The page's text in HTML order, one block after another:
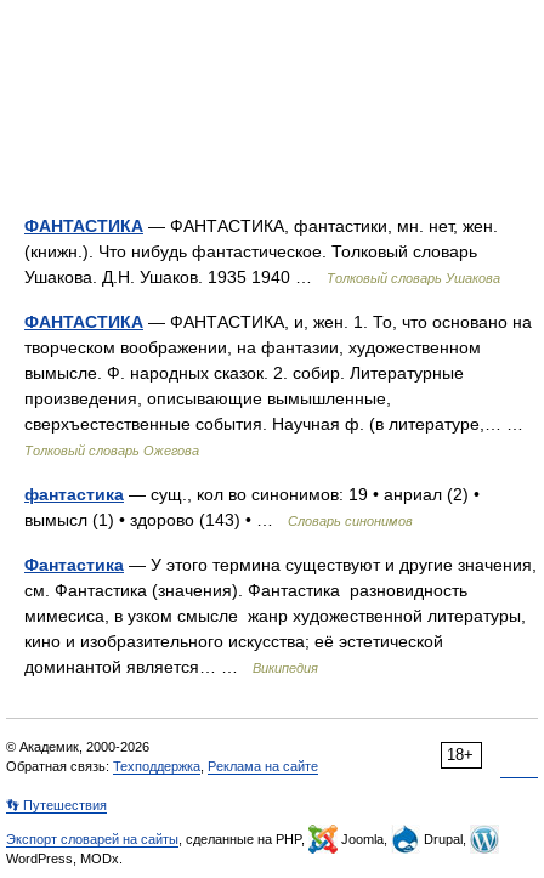
ФАНТАСТИКА — ФАНТАСТИКА, фантастики, мн. нет, жен.
(книжн.). Что нибудь фантастическое. Толковый словарь
Ушакова. Д.Н. Ушаков. 1935 1940 …
Толковый словарь Ушакова
ФАНТАСТИКА — ФАНТАСТИКА, и, жен. 1. То, что основано на
творческом воображении, на фантазии, художественном
вымысле. Ф. народных сказок. 2. собир. Литературные
произведения, описывающие вымышленные,
сверхъестественные события. Научная ф. (в литературе,… …
Толковый словарь Ожегова
фантастика — сущ., кол во синонимов: 19 • анриал (2) •
вымысл (1) • здорово (143) • …
Словарь синонимов
Фантастика — У этого термина существуют и другие значения,
см. Фантастика (значения). Фантастика разновидность
мимесиса, в узком смысле жанр художественной литературы,
кино и изобразительного искусства; её эстетической
доминантой является… …
Википедия
18+
© Академик, 2000-2026
Обратная связь: Техподдержка Реклама на сайте
👣 Путешествия
Экспорт словарей на сайты , сделанные на PHP, Joomla,
Drupal,
WordPress, MODx.